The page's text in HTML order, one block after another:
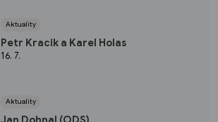
Aktuality
Petr Kracik a Karel Holas
16. 7.
Aktuality